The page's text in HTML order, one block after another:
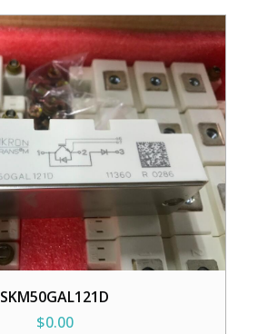
SKM50GAL121D
$0.00